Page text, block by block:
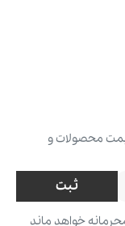
محصولات و
ثبت
خواهد ماند